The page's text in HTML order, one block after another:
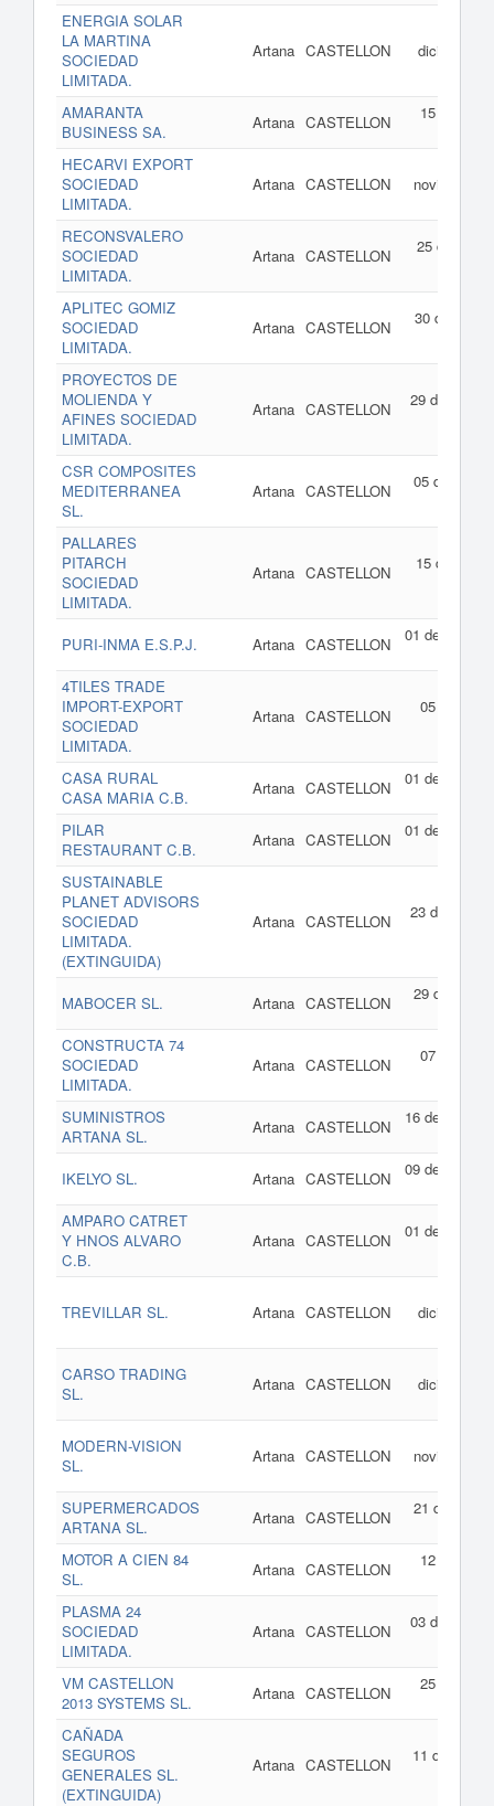
ENERGIA SOLAR
LA MARTINA
SOCIEDAD
LIMITADA.
Artana CASTELLON
diciembre
AMARANTA
BUSINESS SA.
Artana CASTELLON
15 de
HECARVI EXPORT
SOCIEDAD
LIMITADA.
Artana CASTELLON
noviembre
RECONSVALERO
SOCIEDAD
LIMITADA.
Artana CASTELLON
25 de
APLITEC GOMIZ
SOCIEDAD
LIMITADA.
Artana CASTELLON
30 de julio
PROYECTOS DE
MOLIENDA Y
AFINES SOCIEDAD
LIMITADA.
Artana CASTELLON
29 de junio
CSR COMPOSITES
MEDITERRANEA
SL.
Artana CASTELLON
05 de abril
PALLARES
PITARCH
SOCIEDAD
LIMITADA.
Artana CASTELLON
15 de
PURI-INMA E.S.P.J. Artana CASTELLON
01 de enero
4TILES TRADE
IMPORT-EXPORT
SOCIEDAD
LIMITADA.
Artana CASTELLON
05 de
CASA RURAL
CASA MARIA C.B.
Artana CASTELLON
01 de enero
PILAR
RESTAURANT C.B.
Artana CASTELLON
01 de enero
SUSTAINABLE
PLANET ADVISORS
SOCIEDAD
LIMITADA.
(EXTINGUIDA)
Artana CASTELLON
23 de junio
MABOCER SL. Artana CASTELLON
29 de abril
CONSTRUCTA 74
SOCIEDAD
LIMITADA.
Artana CASTELLON
07 de
SUMINISTROS
ARTANA SL.
Artana CASTELLON
16 de enero
IKELYO SL.
Artana CASTELLON
09 de enero
AMPARO CATRET
Y HNOS ALVARO
C.B.
Artana CASTELLON
01 de enero
TREVILLAR SL. Artana CASTELLON
diciembre
CARSO TRADING
SL.
Artana CASTELLON
diciembre
MODERN-VISION
SL.
Artana CASTELLON
noviembre
SUPERMERCADOS
ARTANA SL.
Artana CASTELLON
21 de abril
MOTOR A CIEN 84
SL.
Artana CASTELLON
12 de
PLASMA 24
SOCIEDAD
LIMITADA.
Artana CASTELLON
03 de junio
VM CASTELLON
2013 SYSTEMS SL.
Artana CASTELLON
25 de
CAÑADA
SEGUROS
GENERALES SL.
(EXTINGUIDA)
Artana CASTELLON
11 de